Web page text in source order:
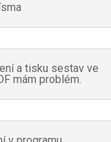
a tisku sestav ve
mám problém.